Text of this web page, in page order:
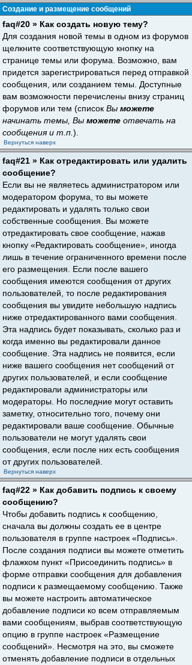
Создание и размещение сообщений
faq#20 » Как создать новую тему?
Для создания новой темы в одном из форумов
щелкните соответствующую кнопку на
странице темы или форума. Возможно, вам
придется зарегистрироваться перед отправкой
сообщения, или созданием темы. Доступные
вам возможности перечислены внизу страниц
форумов или тем (список Вы можете
начинать темы, Вы можете отвечать на
сообщения и т.п. ).
Вернуться наверх
faq#21 » Как отредактировать или удалить
сообщение?
Если вы не являетесь администратором или
модератором форума, то вы можете
редактировать и удалять только свои
собственные сообщения. Вы можете
отредактировать свое сообщение, нажав
кнопку «Редактировать сообщение», иногда
лишь в течение ограниченного времени после
его размещения. Если после вашего
сообщения имеются сообщения от других
пользователей, то после редактирования
сообщения вы увидите небольшую надпись
ниже отредактированного вами сообщения.
Эта надпись будет показывать, сколько раз и
когда именно вы редактировали данное
сообщение. Эта надпись не появится, если
ниже вашего сообщения нет сообщений от
других пользователей, и если сообщение
редактировали администраторы или
модераторы. Но последние могут оставить
заметку, относительно того, почему они
редактировали ваше сообщение. Обычные
пользователи не могут удалять свои
сообщения, если после них есть сообщения
от других пользователей.
Вернуться наверх
faq#22 » Как добавить подпись к своему
сообщению?
Чтобы добавить подпись к сообщению,
сначала вы должны создать ее в центре
пользователя в группе настроек «Подпись».
После создания подписи вы можете отметить
флажком пункт «Присоединить подпись» в
форме отправки сообщения для добавления
подписи к размещаемому сообщению. Также
вы можете настроить автоматическое
добавление подписи ко всем отправляемым
вами сообщениям, выбрав соответствующую
опцию в группе настроек «Размещение
сообщений». Несмотря на это, вы сможете
отменять добавление подписи в отдельных